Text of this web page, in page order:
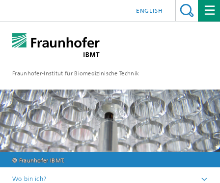
Fraunhofer-Institut für Biomedizinische Technik
ENGLISH
© Fraunhofer IBMT.
Wo bin ich?